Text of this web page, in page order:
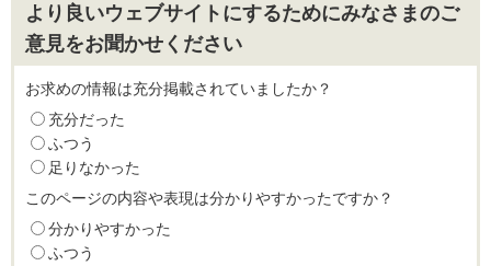
より良いウェブサイトにするためにみなさまのご
意見をお聞かせください
お求めの情報は充分掲載されていましたか？
充分だった
ふつう
足りなかった
このページの内容や表現は分かりやすかったですか？
分かりやすかった
ふつう